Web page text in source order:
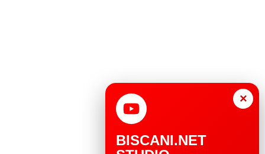
×
BISCANI.NET